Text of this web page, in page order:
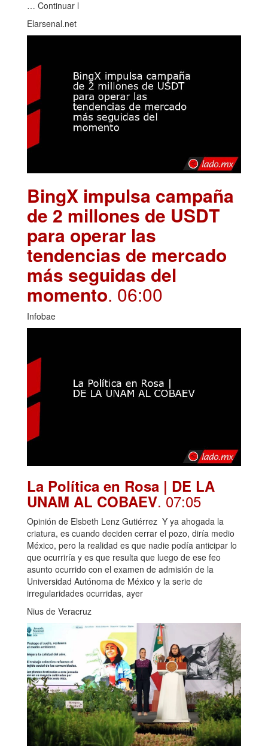
… Continuar l
Elarsenal.net
BingX impulsa campaña
de 2 millones de USDT
para operar las
tendencias de mercado
más seguidas del
momento. 06:00
Infobae
La Política en Rosa | DE LA
UNAM AL COBAEV. 07:05
Opinión de Elsbeth Lenz Gutiérrez Y ya ahogada la
criatura, es cuando deciden cerrar el pozo, diría medio
México, pero la realidad es que nadie podía anticipar lo
que ocurriría y es que resulta que luego de ese feo
asunto ocurrido con el examen de admisión de la
Universidad Autónoma de México y la serie de
irregularidades ocurridas, ayer
Nius de Veracruz